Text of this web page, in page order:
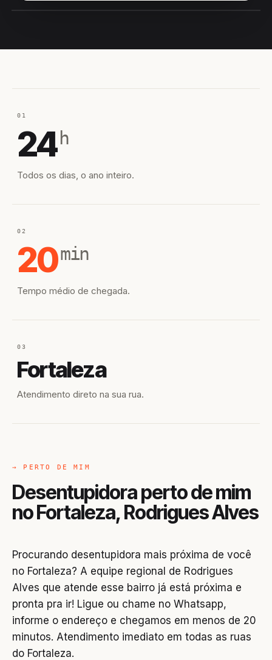
01
24 h
Todos os dias, o ano inteiro.
02
20min
Tempo médio de chegada.
03
Fortaleza
Atendimento direto na sua rua.
→ PERTO DE MIM
Desentupidora perto de mim
no Fortaleza, Rodrigues Alves
Procurando desentupidora mais próxima de você
no Fortaleza? A equipe regional de Rodrigues
Alves que atende esse bairro já está próxima e
pronta pra ir! Ligue ou chame no Whatsapp,
informe o endereço e chegamos em menos de 20
minutos. Atendimento imediato em todas as ruas
do Fortaleza.